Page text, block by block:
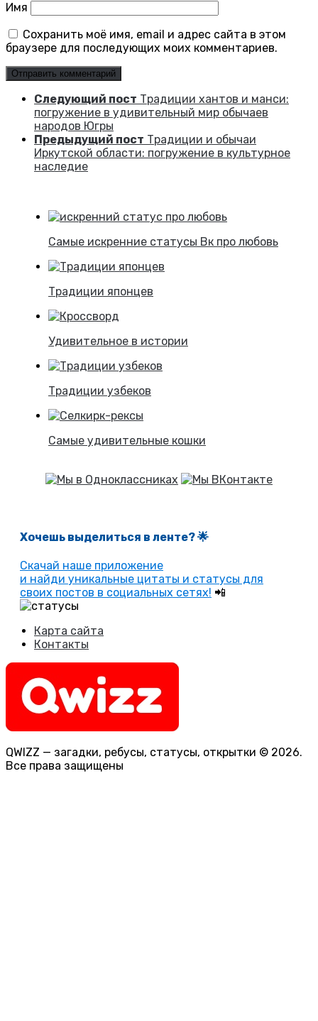
Имя
Сохранить моё имя, email и адрес сайта в этом
браузере для последующих моих комментариев.
Следующий пост Традиции хантов и манси:
погружение в удивительный мир обычаев
народов Югры
Предыдущий пост Традиции и обычаи
Иркутской области: погружение в культурное
наследие
Самые искренние статусы Вк про любовь
Традиции японцев
Удивительное в истории
Традиции узбеков
Самые удивительные кошки
Хочешь выделиться в ленте? 🌟
Скачай наше приложение
и найди уникальные цитаты и статусы для
своих постов в социальных сетях! 📲
Карта сайта
Контакты
QWIZZ — загадки, ребусы, статусы, открытки © 2026.
Все права защищены